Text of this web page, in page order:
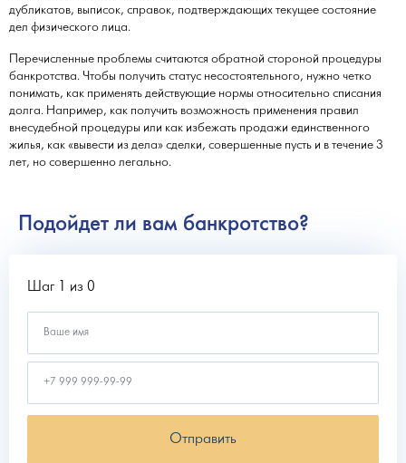
дубликатов, выписок, справок, подтверждающих текущее состояние
дел физического лица.
Перечисленные проблемы считаются обратной стороной процедуры
банкротства. Чтобы получить статус несостоятельного, нужно четко
понимать, как применять действующие нормы относительно списания
долга. Например, как получить возможность применения правил
внесудебной процедуры или как избежать продажи единственного
жилья, как «вывести из дела» сделки, совершенные пусть и в течение 3
лет, но совершенно легально.
Подойдет ли вам банкротство?
Шаг 1 из 0
Отправить